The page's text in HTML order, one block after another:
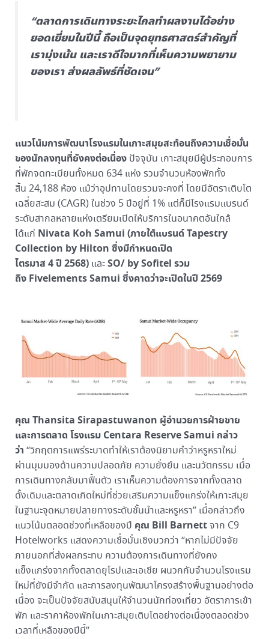
“ตลาดการเดินทางระยะไกลทำผลงานได้อย่าง
ยอดเยี่ยมในปีนี้ ถือเป็นจุดยุทธศาสตร์สำคัญที่
เรามุ่งเน้น และเราดีใจมากที่เห็นความพยายาม
ของเรา ส่งผลลัพธ์ที่ชัดเจน”
แนวโน้มการพัฒนาโรงแรมในเกาะสมุยสะท้อนถึงความเชื่อมั่น
ของนักลงทุนที่ยังคงต่อเนื่อง ปัจจุบัน เกาะสมุยมีผู้ประกอบการ
ที่พักจดทะเบียนทั้งหมด 634 แห่ง รวมจำนวนห้องพักทั้ง
สิ้น 24,188 ห้อง แม้ว่าอุปทานโดยรวมจะคงที่ โดยมีอัตราเติบโต
เฉลี่ยสะสม (CAGR) ในช่วง 5 ปีอยู่ที่ 1% แต่ก็มีโรงแรมแบรนด์
ระดับสากลหลายแห่งเตรียมเปิดให้บริการในอนาคตอันใกล้
ได้แก่ Nivata Koh Samui (ภายใต้แบรนด์Tapestry
Collection by Hilton ซึ่งมีกำหนดเปิด
ไตรมาส 4ปี 2568) และSO/ by Sofitel รวม
ถึง Fivelements Samui ซึ่งคาดว่าจะเปิดในปี 2569
คุณ Thansita Sirapastuwanon ผู้อำนวยการฝ่ายขาย
และการตลาด โรงแรม Centara Reserve Samui กล่าว
ว่า “วิกฤตการแพร่ระบาดทำให้เราต้องนิยามคำว่าหรูหราใหม่
ผ่านมุมมองด้านความปลอดภัย ความยั่งยืน และนวัตกรรม เมื่อ
การเดินทางกลับมาฟื้นตัว เราเห็นความต้องการจากทั้งตลาด
ดั้งเดิมและตลาดเกิดใหม่ที่ช่วยเสริมความแข็งแกร่งให้เกาะสมุย
ในฐานะจุดหมายปลายทางระดับชั้นนำและหรูหรา” เมื่อกล่าวถึง
แนวโน้มตลอดช่วงที่เหลือของปี คุณ Bill Barnettจาก C9
Hotelworks แสดงความเชื่อมั่นเชิงบวกว่า “หากไม่มีปัจจัย
ภายนอกที่ส่งผลกระทบ ความต้องการเดินทางที่ยังคง
แข็งแกร่งจากทั้งตลาดยุโรปและเอเชีย ผนวกกับจำนวนโรงแรม
ใหม่ที่ยังมีจำกัด และการลงทุนพัฒนาโครงสร้างพื้นฐานอย่างต่อ
เนื่อง จะเป็นปัจจัยสนับสนุนให้จำนวนนักท่องเที่ยว อัตราการเข้า
พัก และราคาห้องพักในเกาะสมุยเติบโตอย่างต่อเนื่องตลอดช่วง
เวลาที่เหลือของปีนี้”